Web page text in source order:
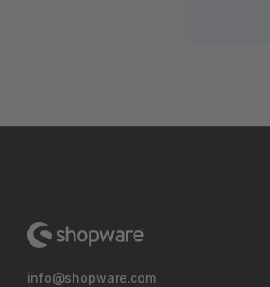
info@shopware.com